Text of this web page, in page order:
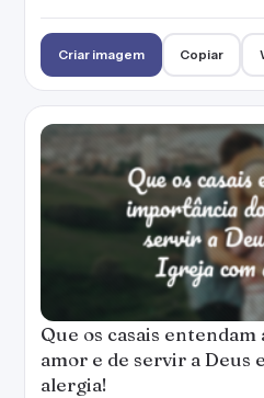
Criar imagem Copiar
Que os casais
amor e de servir a Deus
alergia!